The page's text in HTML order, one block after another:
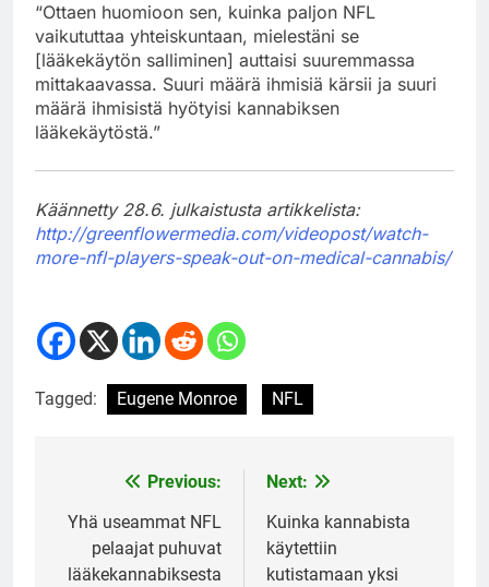
“Ottaen huomioon sen, kuinka paljon NFL
vaikututtaa yhteiskuntaan, mielestäni se
[lääkekäytön salliminen] auttaisi suuremmassa
mittakaavassa. Suuri määrä ihmisiä kärsii ja suuri
määrä ihmisistä hyötyisi kannabiksen
lääkekäytöstä.”
Käännetty 28.6. julkaistusta artikkelista:
http://greenflowermedia.com/videopost/watch-
more-nfl-players-speak-out-on-medical-cannabis/
Tagged: Eugene Monroe NFL
navigation
Previous:
Yhä useammat NFL
pelaajat puhuvat
lääkekannabiksesta
Next:
Kuinka kannabista
käytettiin
kutistamaan yksi